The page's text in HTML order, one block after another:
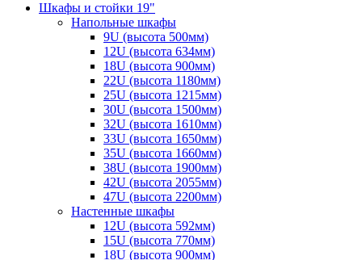
Шкафы и стойки 19"
Напольные шкафы
9U (высота 500мм)
12U (высота 634мм)
18U (высота 900мм)
22U (высота 1180мм)
25U (высота 1215мм)
30U (высота 1500мм)
32U (высота 1610мм)
33U (высота 1650мм)
35U (высота 1660мм)
38U (высота 1900мм)
42U (высота 2055мм)
47U (высота 2200мм)
Настенные шкафы
12U (высота 592мм)
15U (высота 770мм)
18U (высота 900мм)